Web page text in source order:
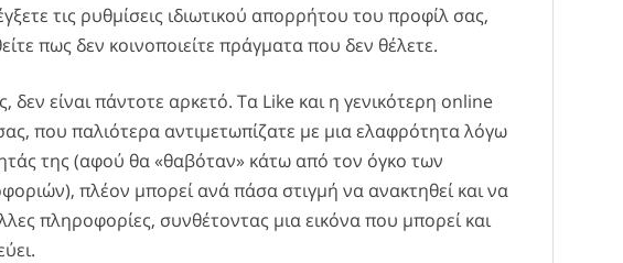
τις ρυθμίσεις ιδιωτικού απορρήτου του προφίλ σας,
πως δεν κοινοποιείτε πράγματα που δεν θέλετε.
δεν είναι πάντοτε αρκετό. Τα Like και η γενικότερη online
που παλιότερα αντιμετωπίζατε με μια ελαφρότητα λόγω
της (αφού θα «θαβόταν» κάτω από τον όγκο των
πλέον μπορεί ανά πάσα στιγμή να ανακτηθεί και να
πληροφορίες, συνθέτοντας μια εικόνα που μπορεί και